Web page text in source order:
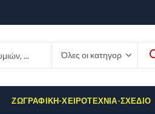
ΖΩΓΡΑΦΙΚΉ-ΧΕΙΡΟΤΕΧΝΊΑ-ΣΧΈΔΙΟ